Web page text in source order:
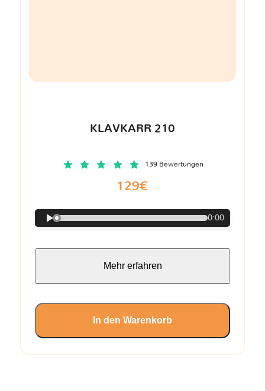
KLAVKARR 210
139 Bewertungen
129€
0:00
Mehr erfahren
In den Warenkorb